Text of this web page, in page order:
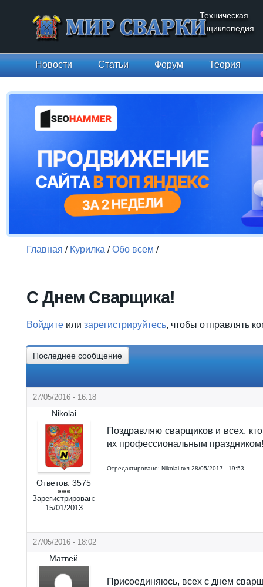
Техническая
энциклопедия
Новости Статьи Форум Теория
Главная / Курилка /Обо всем /
С Днем Сварщика!
Войдите или зарегистрируйтесь, чтобы отправлять
Последнее сообщение
27/05/2016 - 16:18
Nikolai
Ответов: 3575
Зарегистрирован:
15/01/2013
Поздравляю сварщиков и всех,
их профессиональным праздником!
Отредактировано: Nikolaiвкл 28/05/2017 - 19:53
27/05/2016 - 18:02
Матвей
Присоединяюсь, всех с днем